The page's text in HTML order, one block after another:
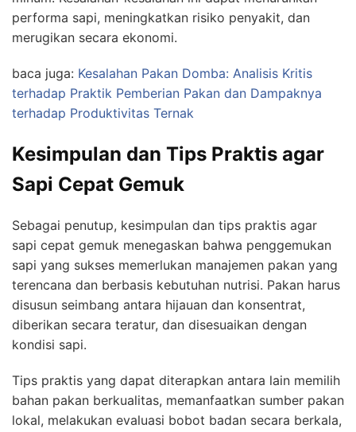
performa sapi, meningkatkan risiko penyakit, dan
merugikan secara ekonomi.
baca juga: Kesalahan Pakan Domba: Analisis Kritis
terhadap Praktik Pemberian Pakan dan Dampaknya
terhadap Produktivitas Ternak
Kesimpulan dan Tips Praktis agar
Sapi Cepat Gemuk
Sebagai penutup, kesimpulan dan tips praktis agar
sapi cepat gemuk menegaskan bahwa penggemukan
sapi yang sukses memerlukan manajemen pakan yang
terencana dan berbasis kebutuhan nutrisi. Pakan harus
disusun seimbang antara hijauan dan konsentrat,
diberikan secara teratur, dan disesuaikan dengan
kondisi sapi.
Tips praktis yang dapat diterapkan antara lain memilih
bahan pakan berkualitas, memanfaatkan sumber pakan
lokal, melakukan evaluasi bobot badan secara berkala,